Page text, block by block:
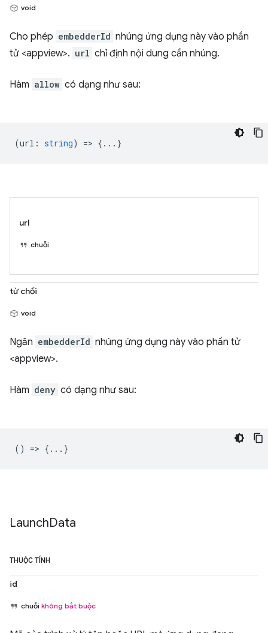
void
Cho phép embedderId nhúng ứng dụng này vào phần
tử <appview>. url chỉ định nội dung cần nhúng.
Hàm allow có dạng như sau:
(url : string) => {...}
url
chuỗi
từ chối
void
Ngăn embedderId nhúng ứng dụng này vào phần tử
<appview>.
Hàm deny có dạng như sau:
() => {...}
LaunchData
THUỘC TÍNH
id
chuỗi không bắt buộc